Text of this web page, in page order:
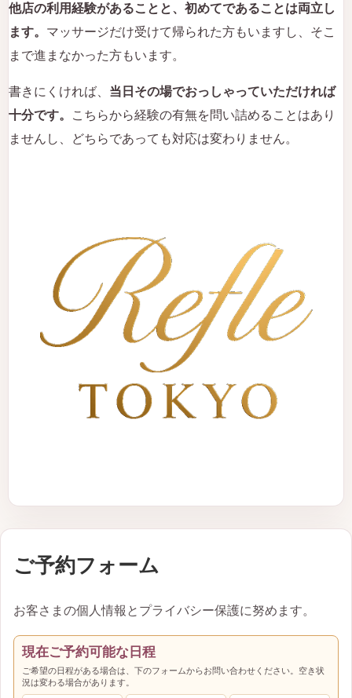
他店の利用経験があることと、初めてであることは両立し
ます。 マッサージだけ受けて帰られた方もいますし、そこ
まで進まなかった方もいます。
書きにくければ、 当日その場でおっしゃっていただければ
十分です。
こちらから経験の有無を問い詰めることはあり
ませんし、どちらであっても対応は変わりません。
ご予約フォーム
お客さまの個人情報とプライバシー保護に努めます。
現在ご予約可能な日程
ご希望の日程がある場合は、下のフォームからお問い合わせください。空き状
況は変わる場合があります。